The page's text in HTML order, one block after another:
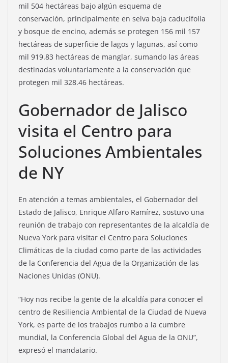
mil 504 hectáreas bajo algún esquema de
conservación, principalmente en selva baja caducifolia
y bosque de encino, además se protegen 156 mil 157
hectáreas de superficie de lagos y lagunas, así como
mil 919.83 hectáreas de manglar, sumando las áreas
destinadas voluntariamente a la conservación que
protegen mil 328.46 hectáreas.
Gobernador de Jalisco
visita el Centro para
Soluciones Ambientales
de NY
En atención a temas ambientales, el Gobernador del
Estado de Jalisco, Enrique Alfaro Ramírez, sostuvo una
reunión de trabajo con representantes de la alcaldía de
Nueva York para visitar el Centro para Soluciones
Climáticas de la ciudad como parte de las actividades
de la Conferencia del Agua de la Organización de las
Naciones Unidas (ONU).
“Hoy nos recibe la gente de la alcaldía para conocer el
centro de Resiliencia Ambiental de la Ciudad de Nueva
York, es parte de los trabajos rumbo a la cumbre
mundial, la Conferencia Global del Agua de la ONU”,
expresó el mandatario.